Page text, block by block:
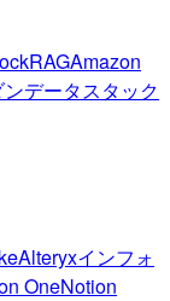
RAGAmazon
ンデータスタック
Alteryxインフォ
OneNotion